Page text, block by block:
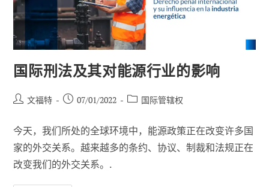
马
德
里
处
理
遗
继
承？
国际刑法及其对能源行业的影响
帖
作
者
文福特
已
布：
07/01/2022
职
类
别
国际管辖权
今天，我们所处的全球环境中，能源政策正在改变许多国
家的外交关系。越来越多的条约、协议、制裁和法规正在
改变我们的外交关系。.